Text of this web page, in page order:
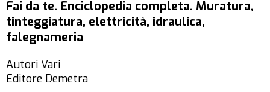
Fai da te. Enciclopedia completa. Muratura,
tinteggiatura, elettricità, idraulica,
falegnameria
Autori Vari
Editore Demetra